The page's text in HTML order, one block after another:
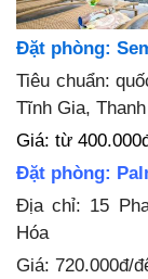
Đặt phòng:
Tiêu chuẩn:
Tĩnh Gia,
Giá: từ
Đặt phòng:
Địa chỉ: 15
Hóa
Giá: 720.000đ/